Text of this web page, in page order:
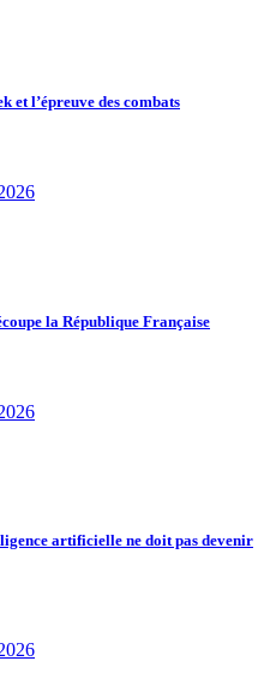
et l’épreuve des combats
la République Française
artificielle ne doit pas devenir